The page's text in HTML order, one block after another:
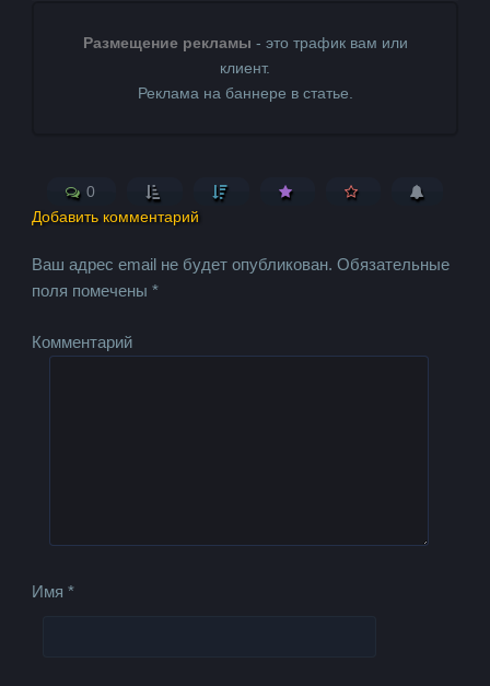
Размещение рекламы - это трафик вам или
клиент.
Реклама на баннере в статье.
0
Добавить комментарий
Ваш адрес email не будет опубликован. Обязательные
поля помечены*
Комментарий
Имя*